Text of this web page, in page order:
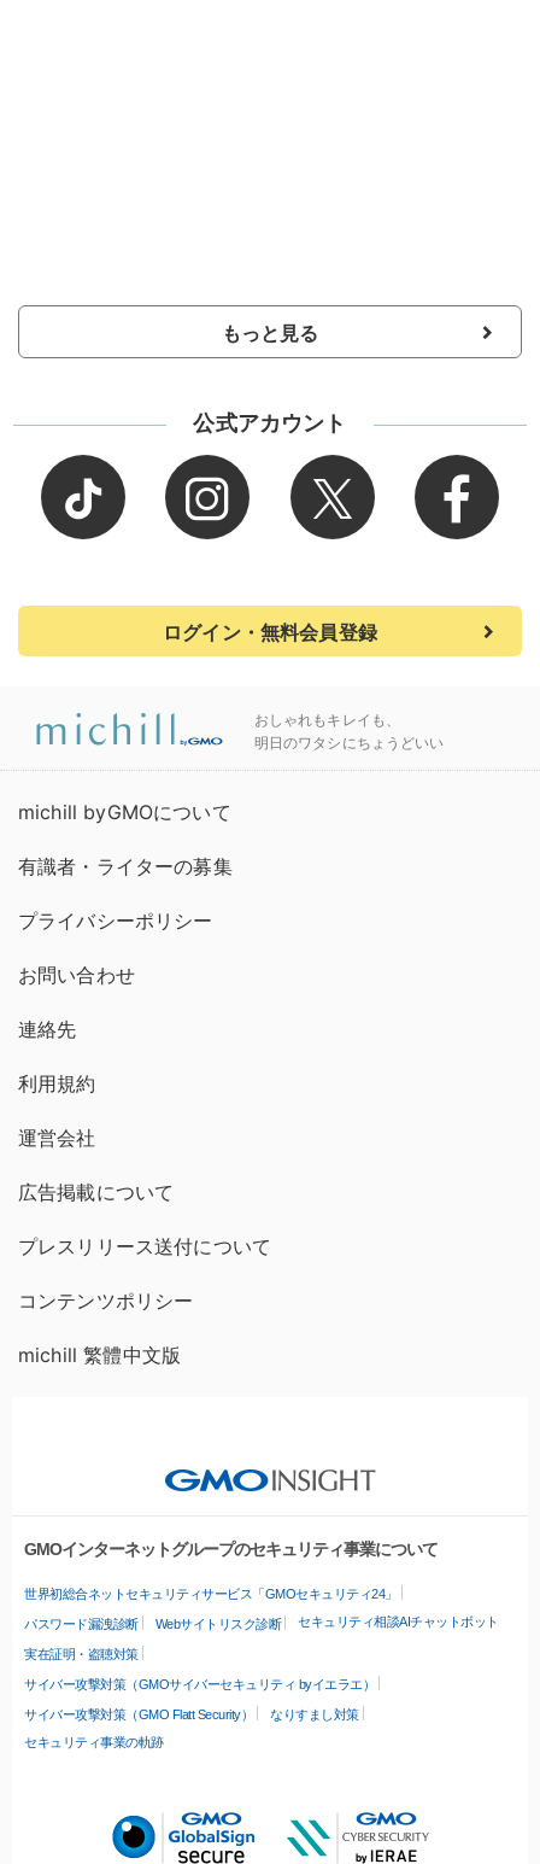
もっと見る
公式アカウント
ログイン・無料会員登録
おしゃれもキレイも、
明日のワタシにちょうどいい
michill byGMOについて
有識者・ライターの募集
プライバシーポリシー
お問い合わせ
連絡先
利用規約
運営会社
広告掲載について
プレスリリース送付について
コンテンツポリシー
michill 繁體中文版
GMOインターネットグループのセキュリティ事業について
世界初総合ネットセキュリティサービス「GMOセキュリティ24」
パスワード漏洩診断 Webサイトリスク診断 セキュリティ相談AIチャットボット
実在証明・盗聴対策
サイバー攻撃対策（GMOサイバーセキュリティ byイエラエ）
サイバー攻撃対策（GMO Flatt Security）
なりすまし対策
セキュリティ事業の軌跡